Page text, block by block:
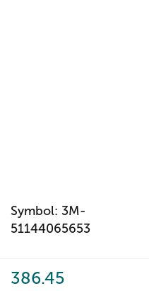
Symbol: 3M-
51144065653
386.45